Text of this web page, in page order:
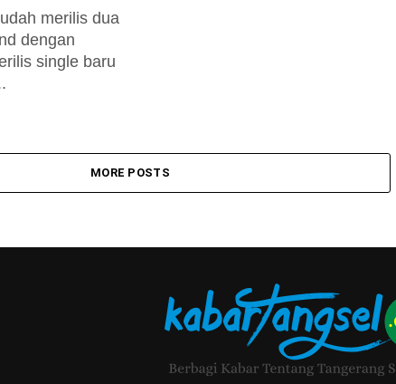
merilis dua
dengan
single baru
MORE POSTS